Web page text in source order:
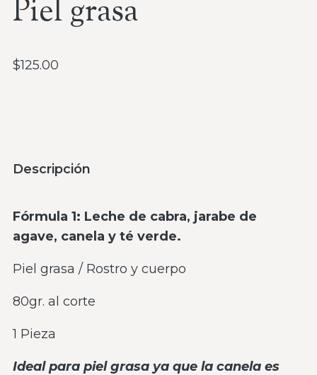
Piel grasa
$125.00
Descripción
Fórmula 1: Leche de cabra, jarabe de
agave, canela y té verde.
Piel grasa / Rostro y cuerpo
80gr. al corte
1 Pieza
Ideal para piel grasa ya que la canela es